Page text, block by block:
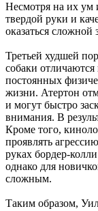
Несмотря на их ум
твердой руки и
оказаться сложной
Третьей худшей
собаки
постоянных
жизни. Атертон
и могут быстро
внимания. В
Кроме того,
проявлять
руках бордер-
однако для
сложным.
Таким образом,